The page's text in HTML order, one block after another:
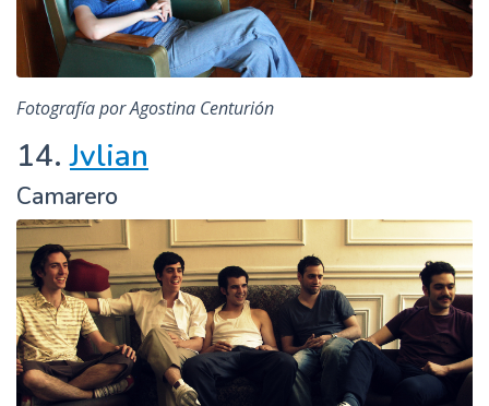
Fotografía por Agostina Centurión
14.Jvlian
Camarero